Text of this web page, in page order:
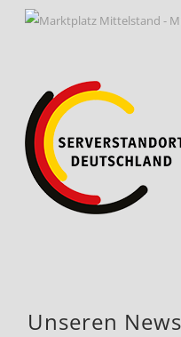
Unseren